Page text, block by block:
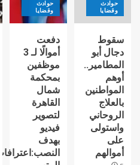
حوادث
وقضايا
سقوط
دجال أبو
المطامير..
أوهم
المواطنين
بالعلاج
الروحاني
واستولى
على
أموالهم
حوادث
وقضايا
دفعت
أموالًا لـ 3
موظفين
بمحكمة
شمال
القاهرة
لتصوير
فيديو
بهدف
النصب:اعترافات